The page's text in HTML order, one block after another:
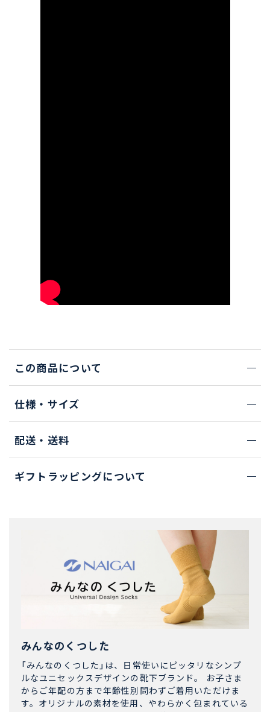
この商品について
仕様・サイズ
配送・送料
ギフトラッピングについて
みんなのくつした
「みんなのくつした」は、日常使いにピッタリなシンプ
ルなユニセックスデザインの靴下ブランド。 お子さま
からご年配の方まで年齢性別問わずご着用いただけま
す。オリジナルの素材を使用、やわらかく包まれている